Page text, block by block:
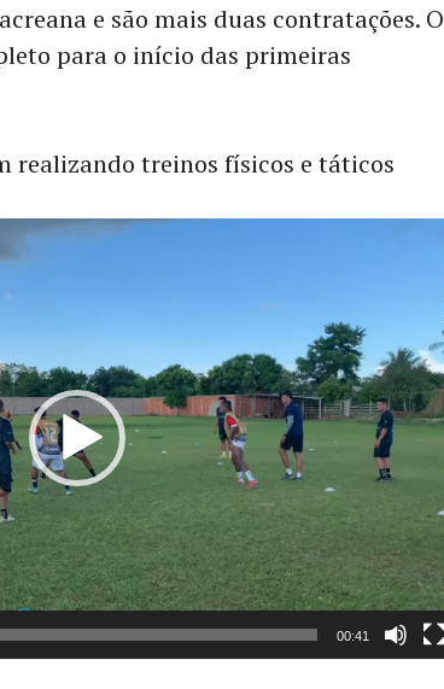
e são mais duas contratações. O
para o início das primeiras
realizando treinos físicos e táticos
00:41